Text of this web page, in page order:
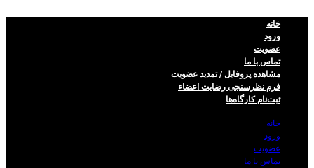
خانه
ورود
عضویت
تماس با ما
مشاهده پروفایل / تمدید عضویت
فرم نظر‌سنجی رضایت اعضاء
ثبت‌نام کارگاه‌ها
خانه
ورود
عضویت
تماس با ما